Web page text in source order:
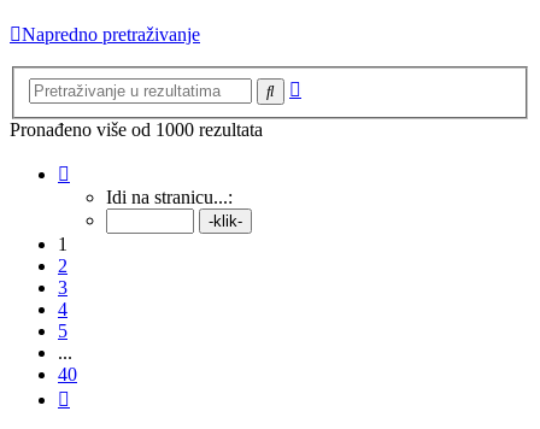
Napredno pretraživanje
Pretražnik
Pronađeno više od 1000 rezultata
40 .Idi na stranicu...:
1
2
3
4
5
...
40